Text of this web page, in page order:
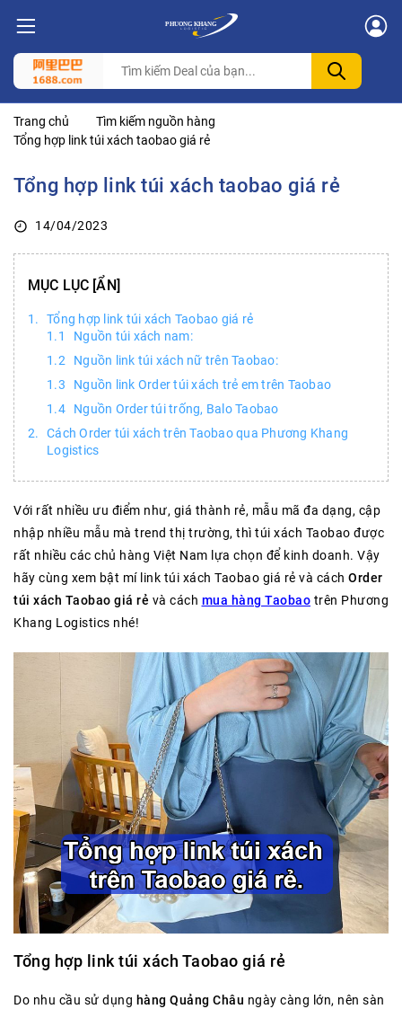
Trang chủ
Tìm kiếm nguồn hàng
Tổng hợp link túi xách taobao giá rẻ
Tổng hợp link túi xách taobao giá rẻ
14/04/2023
MỤC LỤC
Tổng hợp link túi xách Taobao giá rẻ
Nguồn túi xách nam:
Nguồn link túi xách nữ trên Taobao:
Nguồn link Order túi xách trẻ em trên Taobao
Nguồn Order túi trống, Balo Taobao
Cách Order túi xách trên Taobao qua Phương Khang
Logistics
Với rất nhiều ưu điểm như, giá thành rẻ, mẫu mã đa dạng, cập
nhập nhiều mẫu mà trend thị trường, thì túi xách Taobao được
rất nhiều các chủ hàng Việt Nam lựa chọn để kinh doanh. Vậy
hãy cùng xem bật mí link túi xách Taobao giá rẻ và cách Order
túi xách Taobao giá rẻ và cách mua hàng Taobao trên Phương
Khang Logistics nhé!
Tổng hợp link túi xách Taobao giá rẻ
Do nhu cầu sử dụng hàng Quảng Châu ngày càng lớn, nên sàn